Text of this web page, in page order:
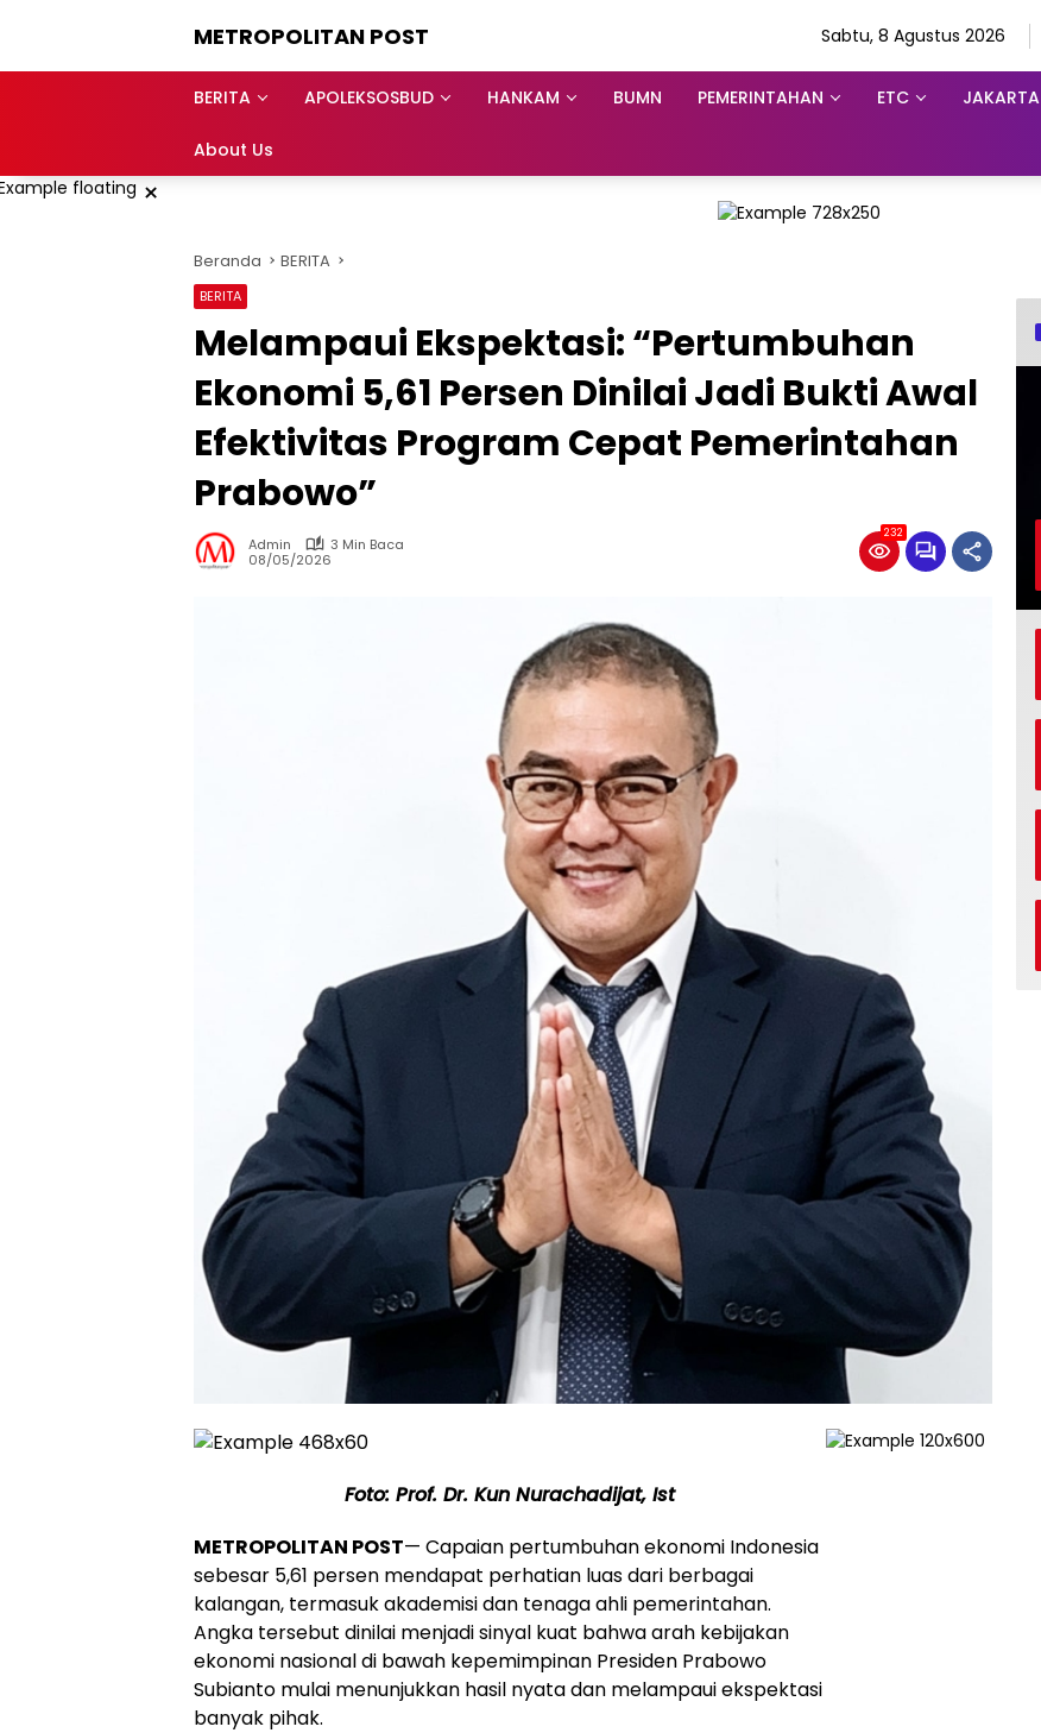
METROPOLITAN POST Sabtu, 8 Agustus 2026
BERITA APOLEKSOSBUD HANKAM BUMN PEMERINTAHAN ETC JAKARTA
About Us
×
Beranda BERITA
BERITA
Melampaui Ekspektasi: “Pertumbuhan
Ekonomi 5,61 Persen Dinilai Jadi Bukti Awal
Efektivitas Program Cepat Pemerintahan
Prabowo”
Admin
3 Min Baca
08/05/2026
232
Foto: Prof. Dr. Kun Nurachadijat, Ist
METROPOLITAN POST— Capaian pertumbuhan ekonomi Indonesia
sebesar 5,61 persen mendapat perhatian luas dari berbagai
kalangan, termasuk akademisi dan tenaga ahli pemerintahan.
Angka tersebut dinilai menjadi sinyal kuat bahwa arah kebijakan
ekonomi nasional di bawah kepemimpinan Presiden Prabowo
Subianto mulai menunjukkan hasil nyata dan melampaui ekspektasi
banyak pihak.